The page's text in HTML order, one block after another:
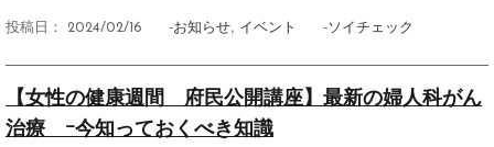
投稿日： 2024/02/16 -お知らせ, イベント -ソイチェック
【女性の健康週間 府民公開講座】最新の婦人科がん
治療 ｰ今知っておくべき知識